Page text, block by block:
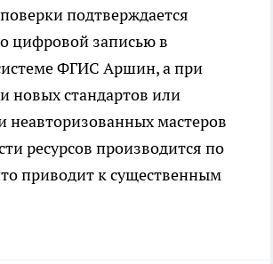
подтверждается
цифровой записью в
ФГИС Аршин, а при
новых стандартов или
неавторизованных мастеров
ресурсов производится по
приводит к существенным